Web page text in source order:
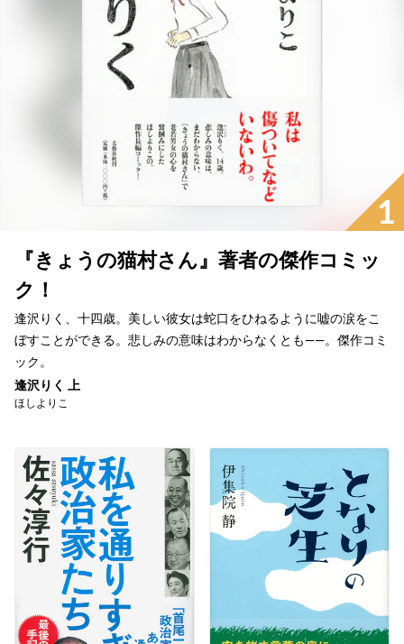
1
『きょうの猫村さん』著者の傑作コミッ
ク！
逢沢りく、十四歳。美しい彼女は蛇口をひねるように嘘の涙をこ
ぼすことができる。悲しみの意味はわからなくとも――。傑作コミ
ック。
逢沢りく 上
ほしよりこ